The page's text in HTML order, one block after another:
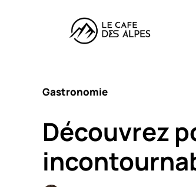
Gastronomie
Découvrez